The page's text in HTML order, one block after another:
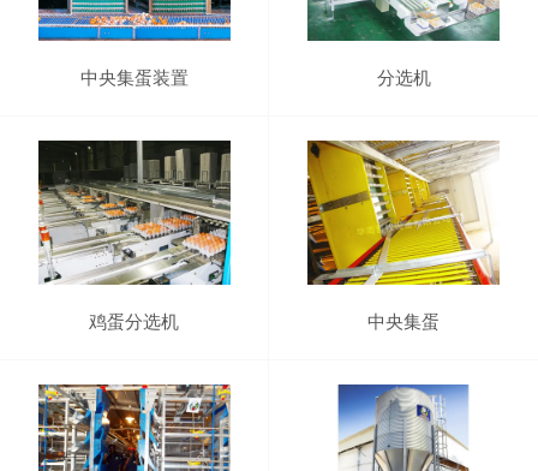
中央集蛋装置 分选机
鸡蛋分选机 中央集蛋